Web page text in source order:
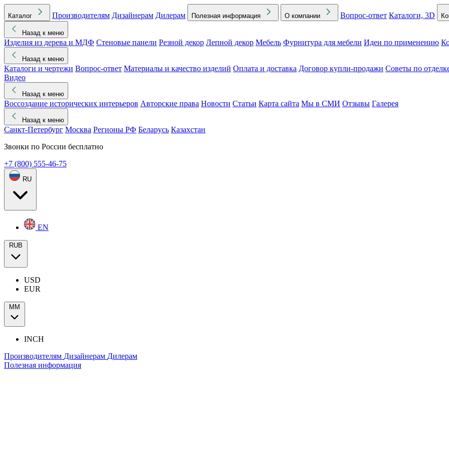
Каталог Производителям Дизайнерам Дилерам Полезная информация О компании Вопрос-ответ Каталоги, 3D
Назад к меню
Изделия из дерева и МДФ Стеновые панели Резной декор Лепной декор Мебель Фурнитура для мебели Идеи по применению
Назад к меню
Каталоги и чертежи Вопрос-ответ Материалы и качество изделий Оплата и доставка Договор купли-продажи Советы по
Видео
Назад к меню
Воссоздание исторических интерьеров Авторские права Новости Статьи Карта сайта Мы в СМИ Отзывы Галерея
Назад к меню
Санкт-Петербург Москва Регионы РФ Беларусь Казахстан
Звонки по России бесплатно
+7 (800) 555-46-75
RU
EN
RUB
USD
EUR
ММ
INCH
Производителям Дизайнерам Дилерам
Полезная информация